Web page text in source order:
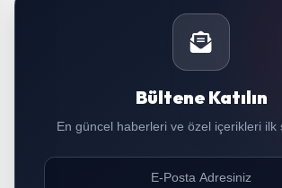
Bültene Katılın
En güncel haberleri ve özel içerikleri ilk